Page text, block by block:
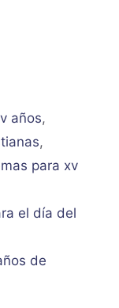
años,
,
para xv
el día del
de